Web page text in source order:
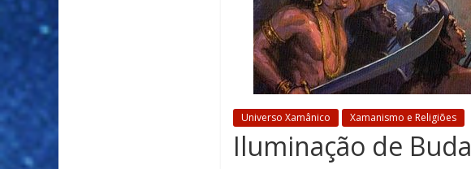
Universo Xamânico Xamanismo e Religiões
Iluminação de Buda